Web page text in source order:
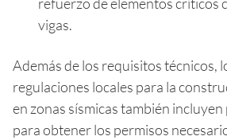
vigas.
Además de los requisitos técnicos,
regulaciones locales para la
en zonas sísmicas también
para obtener los permisos